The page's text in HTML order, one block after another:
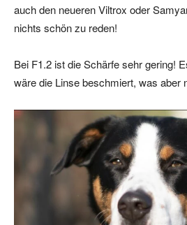
auch den neueren Viltrox oder
nichts schön zu reden!
Bei F1.2 ist die Schärfe sehr gering!
wäre die Linse beschmiert, was aber